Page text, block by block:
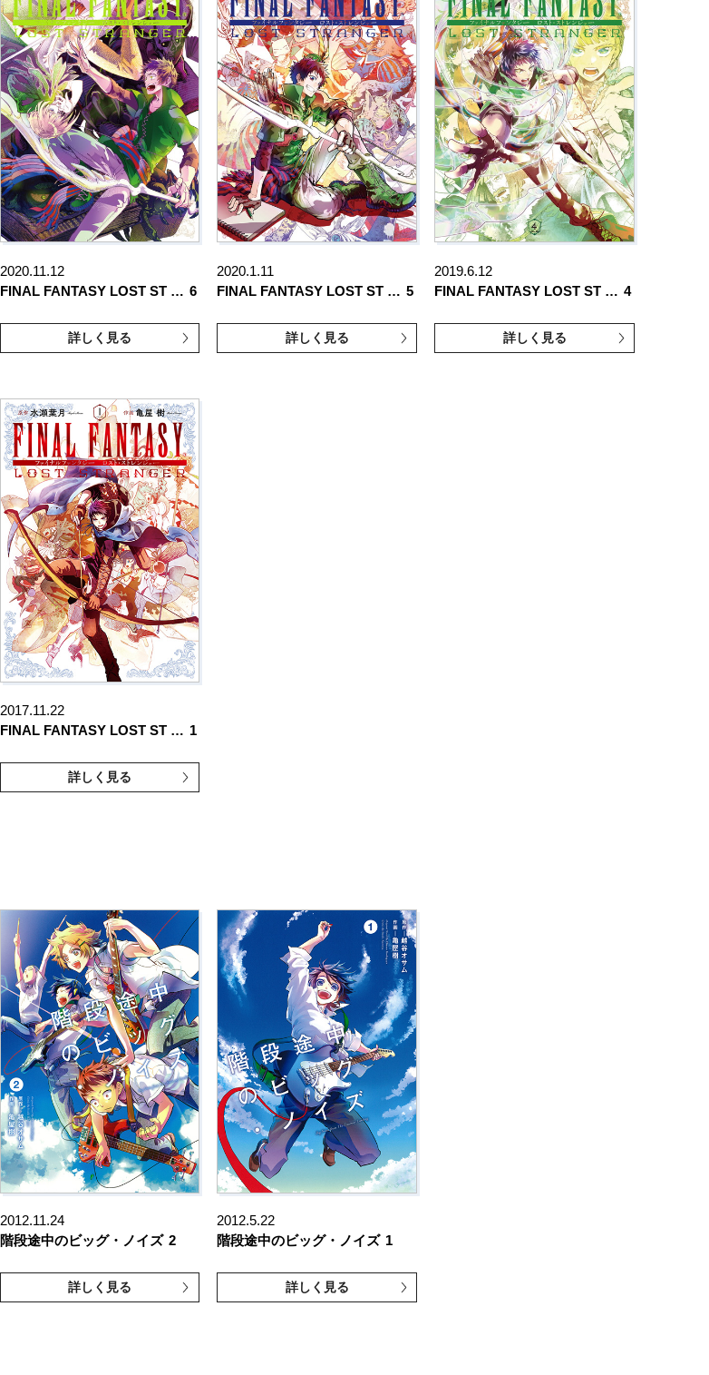
2020.11.12
FINAL FANTASY LOST ST … 6
詳しく見る
2020.1.11
FINAL FANTASY LOST ST … 5
詳しく見る
2019.6.12
FINAL FANTASY LOST ST … 4
詳しく見る
2017.11.22
FINAL FANTASY LOST ST … 1
詳しく見る
2012.11.24
階段途中のビッグ・ノイズ 2
詳しく見る
2012.5.22
階段途中のビッグ・ノイズ 1
詳しく見る